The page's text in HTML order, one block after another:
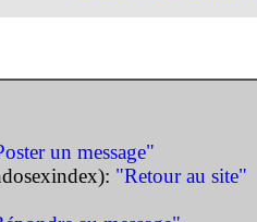
un message"
"Retour au site"